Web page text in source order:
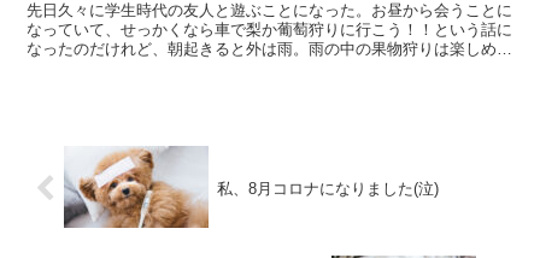
先日久々に学生時代の友人と遊ぶことになった。お昼から会うことに
なっていて、せっかくなら車で梨か葡萄狩りに行こう！！という話に
なったのだけれど、朝起きると外は雨。雨の中の果物狩りは楽しめな
私、8月コロナになりました(泣)